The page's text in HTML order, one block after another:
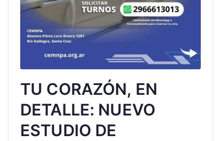
TU CORAZÓN, EN
DETALLE: NUEVO
ESTUDIO DE